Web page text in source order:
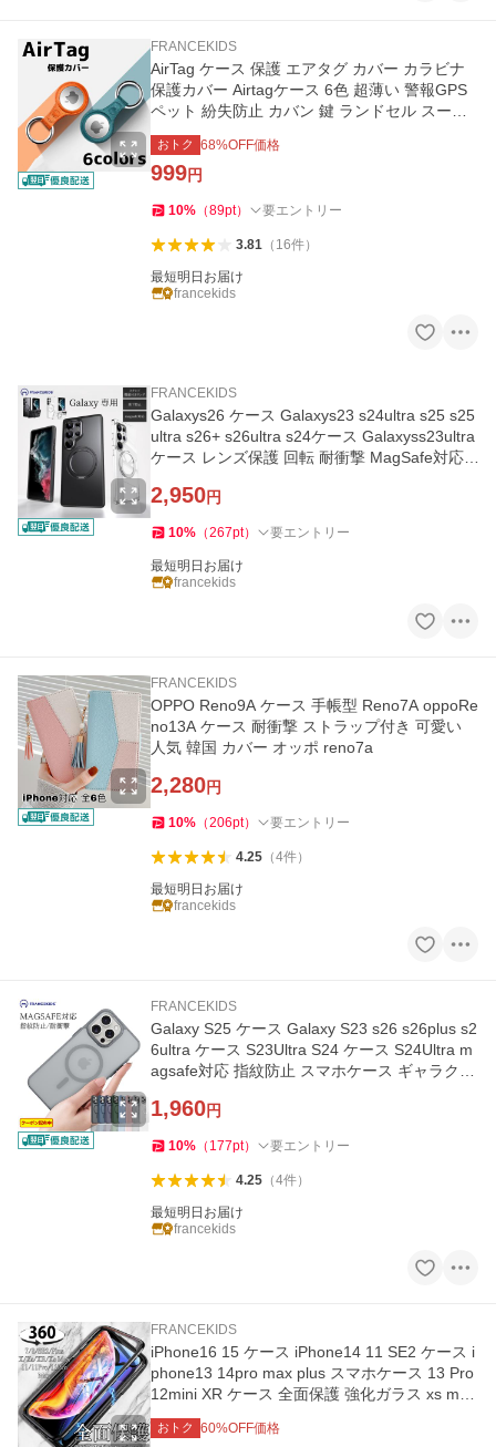
FRANCEKIDS
AirTag ケース 保護 エアタグ カバー カラビナ
保護カバー Airtagケース 6色 超薄い 警報GPS
ペット 紛失防止 カバン 鍵 ランドセル スーツ
ケース
おトク 68%OFF価格
999円
10% （89pt） 要エントリー
3.81（ 16件）
最短明日お届け
francekids
FRANCEKIDS
Galaxys26 ケース Galaxys23 s24ultra s25 s25
ultra s26+ s26ultra s24ケース Galaxyss23ultra
ケース レンズ保護 回転 耐衝撃 MagSafe対応
2,950円
10% （267pt） 要エントリー
最短明日お届け
francekids
FRANCEKIDS
OPPO Reno9A ケース 手帳型 Reno7A oppoRe
no13A ケース 耐衝撃 ストラップ付き 可愛い
人気 韓国 カバー オッポ reno7a
2,280円
10% （206pt） 要エントリー
4.25（4件）
最短明日お届け
francekids
FRANCEKIDS
Galaxy S25 ケース Galaxy S23 s26 s26plus s2
6ultra ケース S23Ultra S24 ケース S24Ultra m
agsafe対応 指紋防止 スマホケース ギャラクシ
1,960円
10% （ 177pt） 要エントリー
4.25（4件）
最短明日お届け
francekids
FRANCEKIDS
iPhone16 15 ケース iPhone14 11 SE2 ケース i
phone13 14pro max plus スマホケース 13 Pro
12mini XR ケース 全面保護 強化ガラス xs max
バンパーケース
おトク 60%OFF価格